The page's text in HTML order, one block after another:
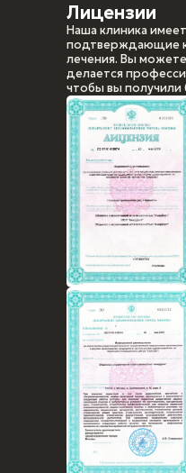
Лицензии
Наша клиника
подтверждающие
лечения. Вы
делается
чтобы вы получили